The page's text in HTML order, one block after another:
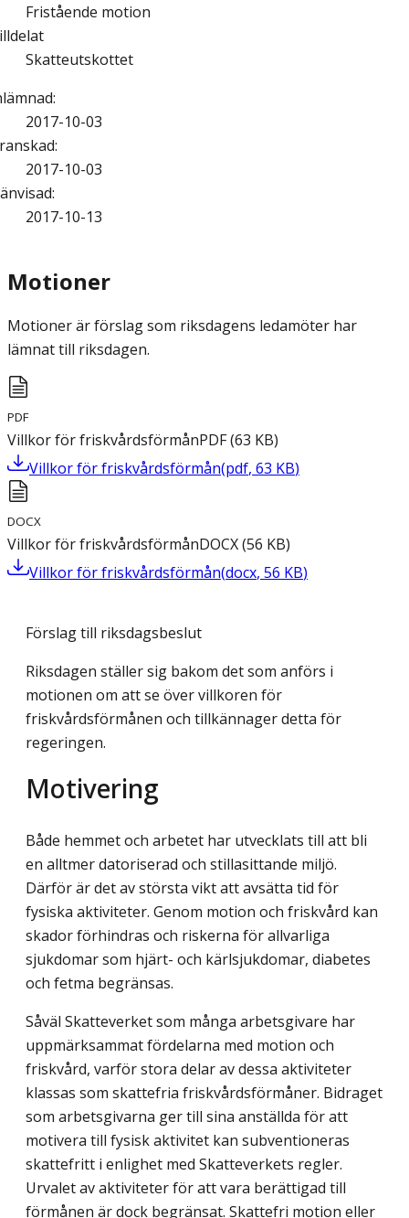
Fristående motion
Skatteutskottet
:
2017-10-03
:
2017-10-03
:
2017-10-13
Motioner
Motioner är förslag som riksdagens ledamöter har
lämnat till riksdagen.
PDF
Villkor för friskvårdsförmånPDF(63 KB)
Villkor för friskvårdsförmån(pdf, 63 KB)
DOCX
Villkor för friskvårdsförmånDOCX(56 KB)
Villkor för friskvårdsförmån(docx, 56 KB)
Förslag till riksdagsbeslut
Riksdagen ställer sig bakom det som anförs i
motionen om att se över villkoren för
friskvårdsförmånen och tillkännager detta för
regeringen.
Motivering
Både hemmet och arbetet har utvecklats till att bli
en alltmer datoriserad och stillasittande miljö.
Därför är det av största vikt att avsätta tid för
fysiska aktiviteter. Genom motion och friskvård kan
skador förhindras och riskerna för allvarliga
sjukdomar som hjärt- och kärlsjukdomar, diabetes
och fetma begränsas.
Såväl Skatteverket som många arbetsgivare har
uppmärksammat fördelarna med motion och
friskvård, varför stora delar av dessa aktiviteter
klassas som skattefria friskvårdsförmåner. Bidraget
som arbetsgivarna ger till sina anställda för att
motivera till fysisk aktivitet kan subventioneras
skattefritt i enlighet med Skatteverkets regler.
Urvalet av aktiviteter för att vara berättigad till
förmånen är dock begränsat. Skattefri motion eller